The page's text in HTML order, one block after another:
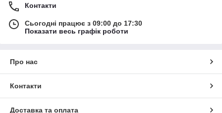
Контакти
Сьогодні працює з 09:00 до 17:30
Показати весь графік роботи
Про нас
Контакти
Доставка та оплата